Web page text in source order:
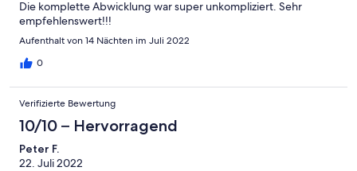
Die komplette Abwicklung war super unkompliziert. Sehr
empfehlenswert!!!
Aufenthalt von 14 Nächten im Juli 2022
0
Verifizierte Bewertung
10/10 – Hervorragend
Peter F.
22. Juli 2022